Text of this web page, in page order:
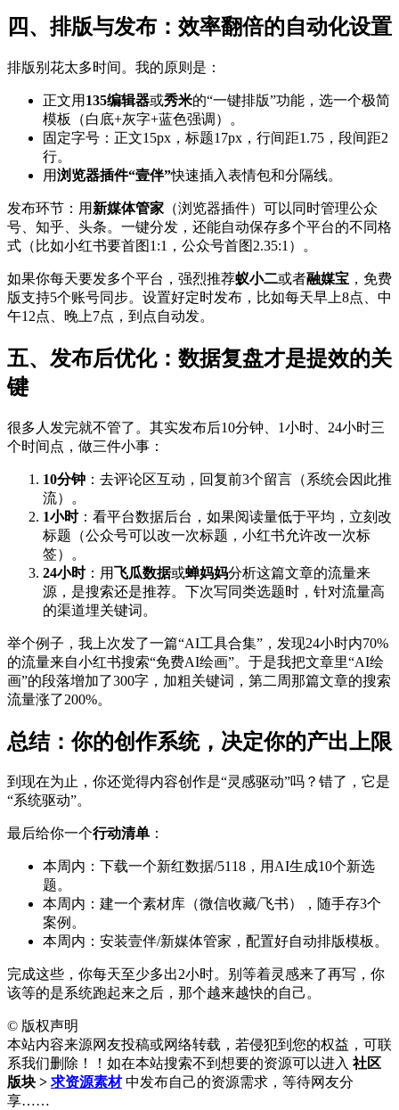
四、排版与发布：效率翻倍的自动化设置
排版别花太多时间。我的原则是：
正文用 135编辑器或秀米的“一键排版”功能，选一个极简
模板（白底+灰字+蓝色强调）。
固定字号：正文15px，标题17px，行间距1.75，段间距2
行。
用浏览器插件“壹伴”快速插入表情包和分隔线。
发布环节：用 新媒体管家 （浏览器插件）可以同时管理公众
号、知乎、头条。一键分发，还能自动保存多个平台的不同格
式（比如小红书要首图1:1，公众号首图2.35:1）。
如果你每天要发多个平台，强烈推荐蚁小二或者融媒宝 ，免费
版支持5个账号同步。设置好定时发布，比如每天早上8点、中
午12点、晚上7点，到点自动发。
五、发布后优化：数据复盘才是提效的关
键
很多人发完就不管了。其实发布后10分钟、1小时、24小时三
个时间点，做三件小事：
10分钟 ：去评论区互动，回复前3个留言（系统会因此推
流）。
1小时：看平台数据后台，如果阅读量低于平均，立刻改
标题（公众号可以改一次标题，小红书允许改一次标
签）。
24小时：用飞瓜数据或蝉妈妈分析这篇文章的流量来
源，是搜索还是推荐。下次写同类选题时，针对流量高
的渠道埋关键词。
举个例子，我上次发了一篇“AI工具合集”，发现24小时内70%
的流量来自小红书搜索“免费AI绘画”。于是我把文章里“AI绘
画”的段落增加了300字，加粗关键词，第二周那篇文章的搜索
流量涨了200%。
总结：你的创作系统，决定你的产出上限
到现在为止，你还觉得内容创作是“灵感驱动”吗？错了，它是
“系统驱动”。
最后给你一个行动清单 ：
本周内：下载一个新红数据/5118，用AI生成10个新选
题。
本周内：建一个素材库（微信收藏/飞书），随手存3个
案例。
本周内：安装壹伴/新媒体管家，配置好自动排版模板。
完成这些，你每天至少多出2小时。别等着灵感来了再写，你
该等的是系统跑起来之后，那个越来越快的自己。
© 版权声明
本站内容来源网友投稿或网络转载，若侵犯到您的权益，可联
系我们删除！！如在本站搜索不到想要的资源可以进入 社区
版块 > 求资源素材 中发布自己的资源需求，等待网友分
享……